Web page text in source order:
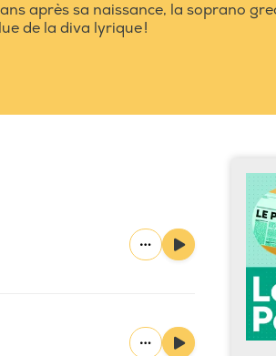
après sa naissance, la soprano
de la diva lyrique !